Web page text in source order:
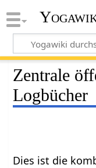
Zentrale
Logbücher
Dies ist die